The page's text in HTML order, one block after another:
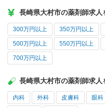
長崎県大村市の薬剤師求人
300万円以上 350万円以上
500万円以上 550万円以上
700万円以上
長崎県大村市の薬剤師求人
内科 外科 皮膚科 眼科